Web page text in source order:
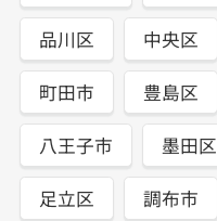
品川区 中央区
町田市 豊島区
八王子市 墨田区
足立区 調布市